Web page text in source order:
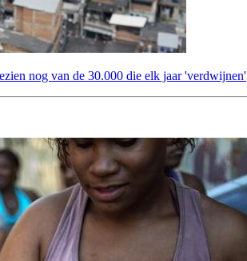
nog van de 30.000 die elk jaar 'verdwijnen'